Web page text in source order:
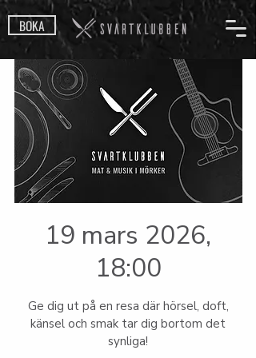
BOKA
19 mars 2026,
18:00
Ge dig ut på en resa där hörsel, doft,
känsel och smak tar dig bortom det
synliga!